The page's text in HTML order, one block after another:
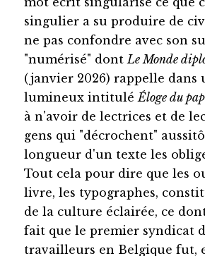
singulier a su produire de
ne pas confondre avec son
"numérisé" dont Le Monde
(janvier 2026) rappelle dans
lumineux intitulé Éloge du
à n'avoir de lectrices et de
gens qui "décrochent"
longueur d'un texte les
Tout cela pour dire que les
livre, les typographes,
de la culture éclairée, ce
fait que le premier syndicat
travailleurs en Belgique fut,